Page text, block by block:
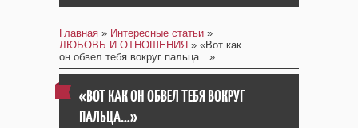
Главная » Интересные статьи »
ЛЮБОВЬ И ОТНОШЕНИЯ » «Вот как
он обвел тебя вокруг пальца…»
«ВОТ КАК ОН ОБВЕЛ ТЕБЯ ВОКРУГ
ПАЛЬЦА…»